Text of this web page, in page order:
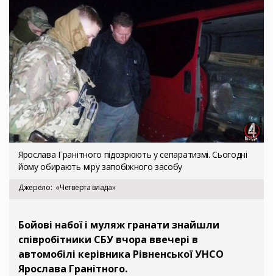
Ярослава Гранітного підозрюють у сепаратизмі. Сьогодні
йому обирають міру запобіжного засобу
Джерело «Четверта влада»
Бойові набої і муляж гранати знайшли
співробітники СБУ вчора ввечері в
автомобілі керівника Рівненської УНСО
Ярослава Гранітного.